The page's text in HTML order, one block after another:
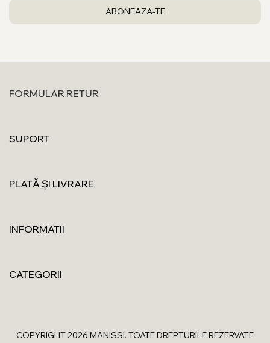
FORMULAR RETUR
SUPORT
PLATĂ ȘI LIVRARE
INFORMATII
CATEGORII
COPYRIGHT 2026 MANISSI. TOATE DREPTURILE REZERVATE